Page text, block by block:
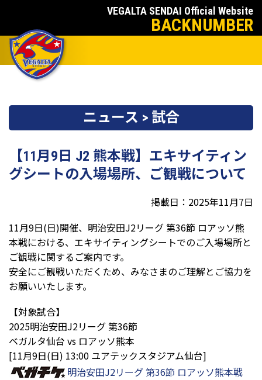
VEGALTA SENDAI Official Website
BACKNUMBER
ニュース > 試合
【11月9日 J2 熊本戦】エキサイティン
グシートの入場場所、ご観戦について
掲載日：2025年11月7日
11月9日(日)開催、明治安田J2リーグ 第36節 ロアッソ熊
本戦における、 エキサイティングシートでのご入場場所と
ご観戦に関するご案内です。
安全にご観戦いただくため、みなさまのご理解とご協力を
お願いいたします。
【対象試合】
2025明治安田J2リーグ 第36節
ベガルタ仙台 vs ロアッソ熊本
[11月9日(日) 13:00 ユアテックスタジアム仙台]
明治安田J2リーグ 第36節 ロアッソ熊本戦